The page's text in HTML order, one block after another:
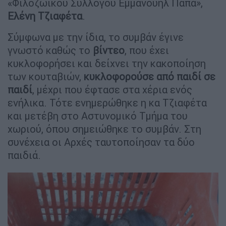
«Φιλοζωικού Συλλόγου Εμμανουήλ Παπά»,
Ελένη Τζιαφέτα.
Σύμφωνα με την ίδια, το συμβάν έγινε
γνωστό καθώς το βίντεο, που έχει
κυκλοφορήσει και δείχνει την κακοποίηση
των κουταβιών, κυκλοφορούσε από παιδί σε
παιδί, μέχρι που έφτασε στα χέρια ενός
ενήλικα. Τότε ενημερώθηκε η κα Τζιαφέτα
και μετέβη στο Αστυνομικό Τμήμα του
χωριού, όπου σημειώθηκε το συμβάν. Στη
συνέχεια οι Αρχές ταυτοποίησαν τα δύο
παιδιά.